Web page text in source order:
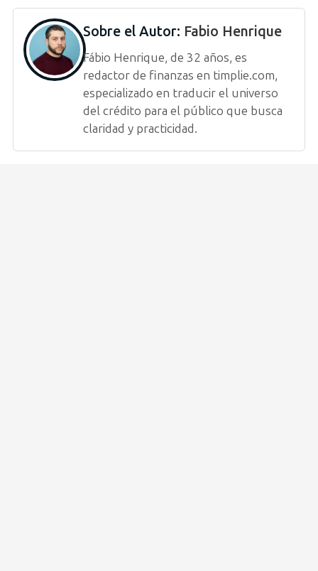
Sobre el Autor: Fabio Henrique
Fábio Henrique, de 32 años, es
redactor de finanzas en timplie.com,
especializado en traducir el universo
del crédito para el público que busca
claridad y practicidad.